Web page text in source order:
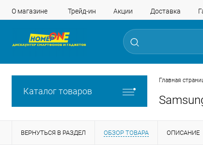
О магазине Трейд-ин Акции Доставка
Каталог товаров
Главная
ВЕРНУТЬСЯ В РАЗДЕЛ ОБЗОР ТОВАРА ОПИСАНИЕ